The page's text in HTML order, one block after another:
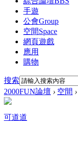
手遊
公會Group
空間Space
網頁遊戲
應用
購物
搜索
2000FUN論壇 › 空間 ›
可道道